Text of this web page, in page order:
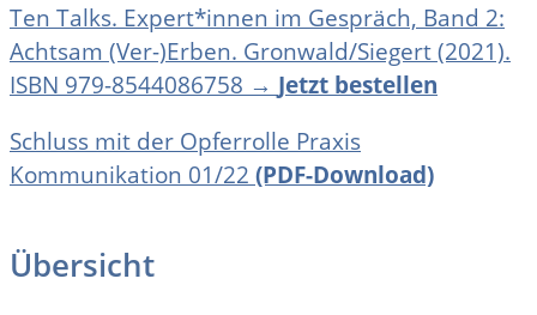
Ten Talks. Expert*innen im Gespräch, Band 2:
Achtsam (Ver-)Erben. Gronwald/Siegert (2021).
ISBN 979-8544086758 → Jetzt bestellen
Schluss mit der Opferrolle Praxis
Kommunikation 01/22 (PDF-Download)
Übersicht